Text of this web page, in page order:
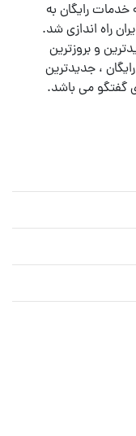
با هدف ارائه خدمات رایگان به
راه اندازی شد.
و بروزترین
، جدیدترین
گفتگو می باشد.